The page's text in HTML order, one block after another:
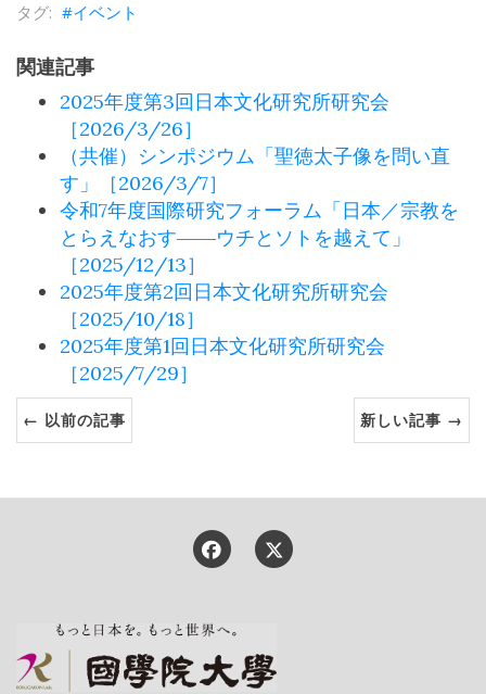
イベント
関連記事
2025年度第3回日本文化研究所研究会
［2026/3/26］
（共催）シンポジウム「聖徳太子像を問い直
す」［2026/3/7］
令和7年度国際研究フォーラム「日本／宗教を
とらえなおす――ウチとソトを越えて」
［2025/12/13］
2025年度第2回日本文化研究所研究会
［2025/10/18］
2025年度第1回日本文化研究所研究会
［2025/7/29］
← 以前の記事 新しい記事 →